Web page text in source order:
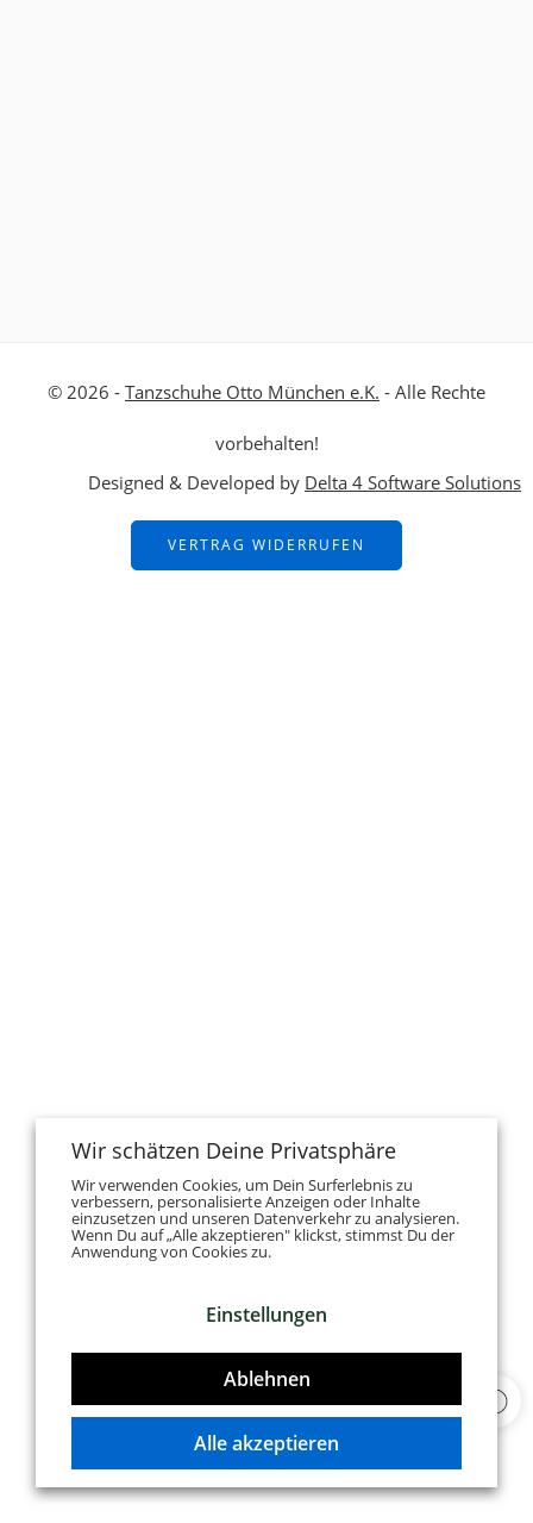
Wir schätzen Deine Privatsphäre
Wir verwenden Cookies, um Dein Surferlebnis zu
verbessern, personalisierte Anzeigen oder Inhalte
einzusetzen und unseren Datenverkehr zu analysieren.
Wenn Du auf „Alle akzeptieren" klickst, stimmst Du der
Anwendung von Cookies zu.
Einstellungen
Ablehnen
Alle akzeptieren